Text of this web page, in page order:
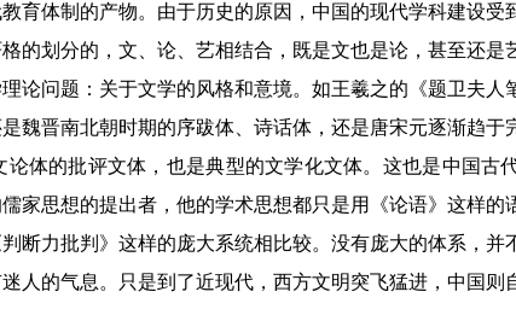
育体制的产物。由于历史的原因，中国的现代学科建设受
的划分的，文、论、艺相结合，既是文也是论，甚至还是
论问题：关于文学的风格和意境。如王羲之的《题卫夫人
魏晋南北朝时期的序跋体、诗话体，还是唐宋元逐渐趋于
体的批评文体，也是典型的文学化文体。这也是中国古
思想的提出者，他的学术思想都只是用《论语》这样的
断力批判》这样的庞大系统相比较。没有庞大的体系，并
人的气息。只是到了近现代，西方文明突飞猛进，中国则